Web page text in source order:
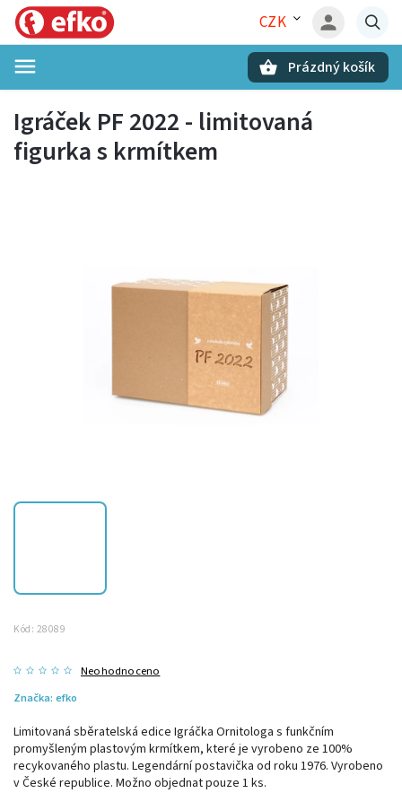
CZK
Prázdný košík
Igráček PF 2022 - limitovaná
figurka s krmítkem
Kód: 28089
Neohodnoceno
Značka: efko
Limitovaná sběratelská edice Igráčka Ornitologa s funkčním
promyšleným plastovým krmítkem, které je vyrobeno ze 100%
recykovaného plastu. Legendární postavička od roku 1976. Vyrobeno
v České republice. Možno objednat pouze 1 ks.